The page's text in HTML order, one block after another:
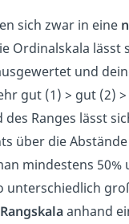
sich zwar in eine
Ordinalskala lässt
und
gut (1) > gut (2)
Ranges lässt
über die
mindestens
unterschiedlich
anhand